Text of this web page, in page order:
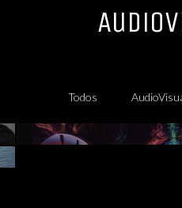
Todos